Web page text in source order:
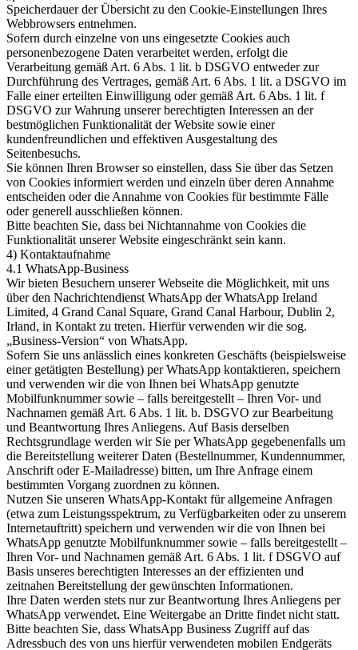
Speicherdauer der Übersicht zu den Cookie-Einstellungen Ihres
Webbrowsers entnehmen.
Sofern durch einzelne von uns eingesetzte Cookies auch
personenbezogene Daten verarbeitet werden, erfolgt die
Verarbeitung gemäß Art. 6 Abs. 1 lit. b DSGVO entweder zur
Durchführung des Vertrages, gemäß Art. 6 Abs. 1 lit. a DSGVO im
Falle einer erteilten Einwilligung oder gemäß Art. 6 Abs. 1 lit. f
DSGVO zur Wahrung unserer berechtigten Interessen an der
bestmöglichen Funktionalität der Website sowie einer
kundenfreundlichen und effektiven Ausgestaltung des
Seitenbesuchs.
Sie können Ihren Browser so einstellen, dass Sie über das Setzen
von Cookies informiert werden und einzeln über deren Annahme
entscheiden oder die Annahme von Cookies für bestimmte Fälle
oder generell ausschließen können.
Bitte beachten Sie, dass bei Nichtannahme von Cookies die
Funktionalität unserer Website eingeschränkt sein kann.
4) Kontaktaufnahme
4.1 WhatsApp-Business
Wir bieten Besuchern unserer Webseite die Möglichkeit, mit uns
über den Nachrichtendienst WhatsApp der WhatsApp Ireland
Limited, 4 Grand Canal Square, Grand Canal Harbour, Dublin 2,
Irland, in Kontakt zu treten. Hierfür verwenden wir die sog.
„Business-Version“ von WhatsApp.
Sofern Sie uns anlässlich eines konkreten Geschäfts (beispielsweise
einer getätigten Bestellung) per WhatsApp kontaktieren, speichern
und verwenden wir die von Ihnen bei WhatsApp genutzte
Mobilfunknummer sowie – falls bereitgestellt – Ihren Vor- und
Nachnamen gemäß Art. 6 Abs. 1 lit. b. DSGVO zur Bearbeitung
und Beantwortung Ihres Anliegens. Auf Basis derselben
Rechtsgrundlage werden wir Sie per WhatsApp gegebenenfalls um
die Bereitstellung weiterer Daten (Bestellnummer, Kundennummer,
Anschrift oder E-Mailadresse) bitten, um Ihre Anfrage einem
bestimmten Vorgang zuordnen zu können.
Nutzen Sie unseren WhatsApp-Kontakt für allgemeine Anfragen
(etwa zum Leistungsspektrum, zu Verfügbarkeiten oder zu unserem
Internetauftritt) speichern und verwenden wir die von Ihnen bei
WhatsApp genutzte Mobilfunknummer sowie – falls bereitgestellt –
Ihren Vor- und Nachnamen gemäß Art. 6 Abs. 1 lit. f DSGVO auf
Basis unseres berechtigten Interesses an der effizienten und
zeitnahen Bereitstellung der gewünschten Informationen.
Ihre Daten werden stets nur zur Beantwortung Ihres Anliegens per
WhatsApp verwendet. Eine Weitergabe an Dritte findet nicht statt.
Bitte beachten Sie, dass WhatsApp Business Zugriff auf das
Adressbuch des von uns hierfür verwendeten mobilen Endgeräts